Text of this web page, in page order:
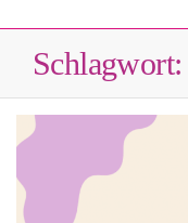
Schlagwort: